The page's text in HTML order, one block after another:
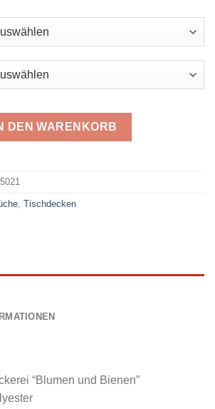
Menge
DEN WARENKORB
Tischdecken
“Blumen und Bienen”